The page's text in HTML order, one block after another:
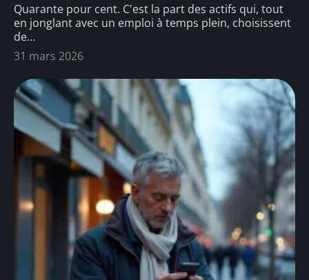
Quarante pour cent. C'est la part des actifs qui, tout
en jonglant avec un emploi à temps plein, choisissent
de…
31 mars 2026